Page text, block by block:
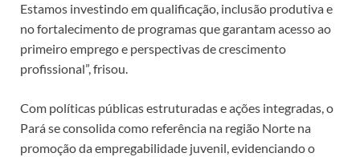
Estamos investindo em qualificação, inclusão produtiva e
no fortalecimento de programas que garantam acesso ao
primeiro emprego e perspectivas de crescimento
profissional”, frisou.
Com políticas públicas estruturadas e ações integradas, o
Pará se consolida como referência na região Norte na
promoção da empregabilidade juvenil, evidenciando o